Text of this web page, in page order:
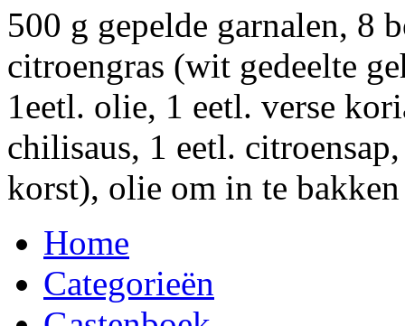
500 g gepelde garnalen, 8
citroengras (wit gedeelte
1eetl. olie, 1 eetl. verse
chilisaus, 1 eetl.
korst), olie om in te bakken
Home
Categorieën